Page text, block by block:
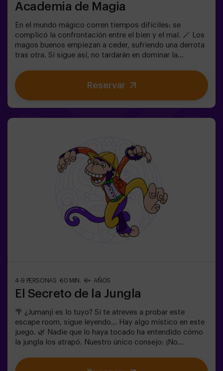
Academia de Magia
En el mundo mágico corren tiempos difíciles: se
complicó la confrontación entre el bien y el mal. 🪄 Los
magos buenos empiezan a ceder, sufriendo una derrota
tras otra. Si sigue así, no tardarán en dominar la
equilibrio es utilizar el poder de la Piedra Filosofal.
Primero hay que crearla pero... ¡nadie ha conseguido
hacerlo en toda la historia de la magia! Os espera la
opción de que un monitor les acompañe en la aventura,
consúltanos las condiciones.⚠️ Existen pasos
estrechos ⚠️🧩 Nivel de dificultad: bajo.
Reservar
4-9 PERSONAS 60 MIN. 9+ AÑOS
El Secreto de la Jungla
🌴 ¿Jumanji es lo tuyo? Si te atreves a probar este
escape room, sigue leyendo... Hay algo místico en este
juego. 🌿 Nadie que lo haya tocado ha entendido cómo
la jungla los atrapó. Nuestro único consejo: ¡No
verdad creíais que sería fácil escapar de la jungla? 🐒⚡